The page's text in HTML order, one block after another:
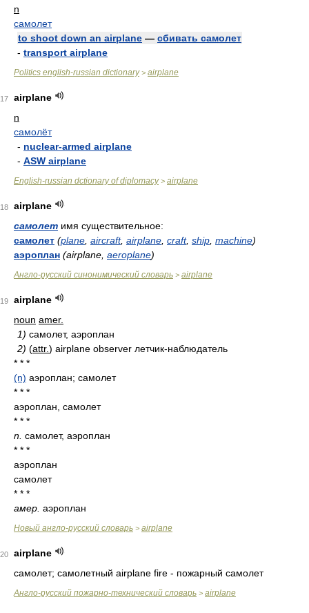
n
самолет
to shoot down an airplane — сбивать самолет
- transport airplane
Politics english-russian dictionary> airplane
17
airplane
n
самолёт
- nuclear-armed airplane
- ASW airplane
English-russian dctionary of diplomacy> airplane
18
airplane
самолет имя существительное:
самолет (plane aircraft, airplane craft, ship machine)
аэроплан (airplane, aeroplane)
Англо-русский синонимический словарь > airplane
19
airplane
noun amer.
1) самолет, аэроплан
2) (attr.) airplane observer летчик-наблюдатель
* * *
(n) аэроплан; самолет
* * *
аэроплан, самолет
* * *
n. самолет, аэроплан
* * *
аэроплан
самолет
* * *
амер. аэроплан
Новый англо-русский словарь > airplane
20
airplane
самолет; самолетный airplane fire - пожарный самолет
Англо-русский пожарно-технический словарь > airplane